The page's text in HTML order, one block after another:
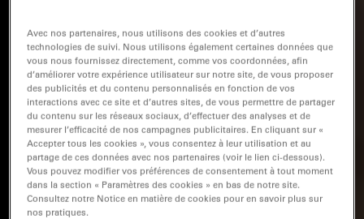
Avec nos partenaires, nous utilisons des cookies et d’autres
technologies de suivi. Nous utilisons également certaines données que
vous nous fournissez directement, comme vos coordonnées, afin
d’améliorer votre expérience utilisateur sur notre site, de vous proposer
des publicités et du contenu personnalisés en fonction de vos
interactions avec ce site et d’autres sites, de vous permettre de partager
du contenu sur les réseaux sociaux, d’effectuer des analyses et de
mesurer l’efficacité de nos campagnes publicitaires. En cliquant sur «
Accepter tous les cookies », vous consentez à leur utilisation et au
partage de ces données avec nos partenaires (voir le lien ci-dessous).
Vous pouvez modifier vos préférences de consentement à tout moment
dans la section « Paramètres des cookies » en bas de notre site.
Consultez notre Notice en matière de cookies pour en savoir plus sur
nos pratiques.